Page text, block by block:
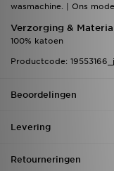
wasmachine. | Ons
Verzorging &
100% katoen
Productcode:
Beoordelingen
Levering
Retourneringen